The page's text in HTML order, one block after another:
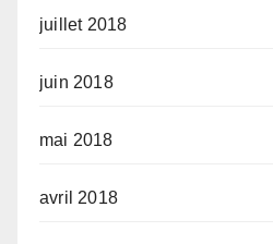
juillet 2018
juin 2018
mai 2018
avril 2018